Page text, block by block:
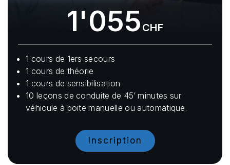
1'055 CHF
1 cours de 1ers secours
1 cours de théorie
1 cours de sensibilisation
10 leçons de conduite de 45′ minutes sur
véhicule à boite manuelle ou automatique.
Inscription